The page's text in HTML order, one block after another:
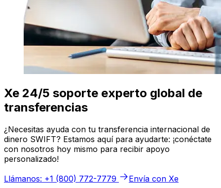
Xe 24/5 soporte experto global de
transferencias
¿Necesitas ayuda con tu transferencia internacional de
dinero SWIFT? Estamos aquí para ayudarte: ¡conéctate
con nosotros hoy mismo para recibir apoyo
personalizado!
Llámanos: +1 (800) 772-7779
Envía con Xe